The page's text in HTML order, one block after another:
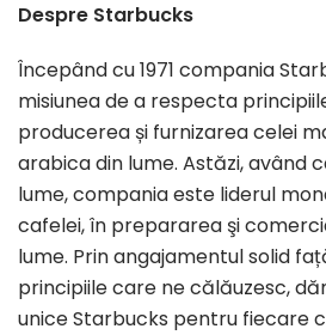
Despre Starbucks
Începând cu 1971 compania
misiunea de a respecta
producerea și furnizarea celei
arabica din lume. Astăzi, având
lume, compania este liderul
cafelei, în prepararea şi
lume. Prin angajamentul solid
principiile care ne călăuzesc,
unice Starbucks pentru fiecare